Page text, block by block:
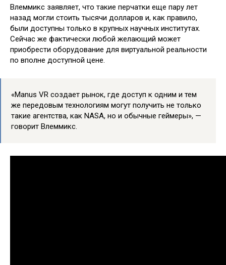
Влеммикс заявляет, что такие перчатки еще пару лет
назад могли стоить тысячи долларов и, как правило,
были доступны только в крупных научных институтах.
Сейчас же фактически любой желающий может
приобрести оборудование для виртуальной реальности
по вполне доступной цене.
«Manus VR создает рынок, где доступ к одним и тем
же передовым технологиям могут получить не только
такие агентства, как NASA, но и обычные геймеры», —
говорит Влеммикс.